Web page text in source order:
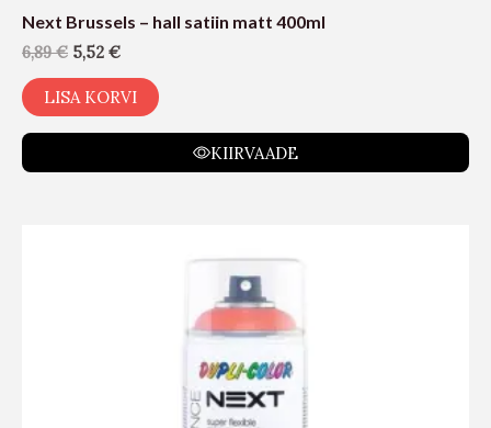
Next Brussels – hall satiin matt 400ml
6,89€ 5,52 €
LISA KORVI
KIIRVAADE